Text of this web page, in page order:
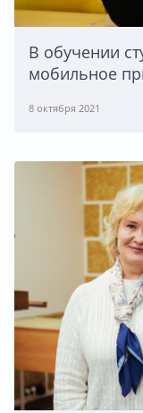
В обучении
мобильное
8 октября 2021